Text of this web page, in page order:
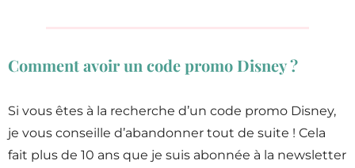
Comment avoir un code promo Disney ?
Si vous êtes à la recherche d’un code promo Disney,
je vous conseille d’abandonner tout de suite ! Cela
fait plus de 10 ans que je suis abonnée à la newsletter